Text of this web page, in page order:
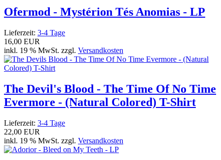
Ofermod - Mystérion Tés Anomias - LP
Lieferzeit: 3-4 Tage
16,00 EUR
inkl. 19 % MwSt. zzgl. Versandkosten
The Devil's Blood - The Time Of No Time
Evermore - (Natural Colored) T-Shirt
Lieferzeit: 3-4 Tage
22,00 EUR
inkl. 19 % MwSt. zzgl. Versandkosten